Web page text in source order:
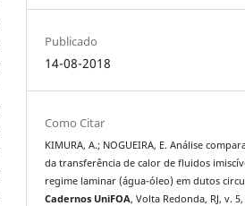
Publicado
14-08-2018
Como Citar
KIMURA, A.; NOGUEIRA, E. Análise
da transferência de calor de fluidos
regime laminar (água-óleo) em dutos
Cadernos UniFOA, Volta Redonda, RJ, v. 5,